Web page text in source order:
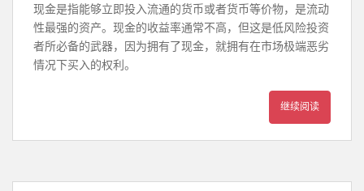
现金是指能够立即投入流通的货币或者货币等价物，是流动
性最强的资产。现金的收益率通常不高，但这是低风险投资
者所必备的武器，因为拥有了现金，就拥有在市场极端恶劣
情况下买入的权利。
继续阅读